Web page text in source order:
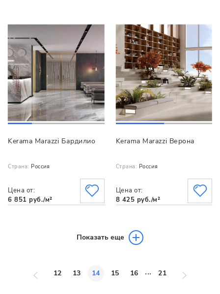
Kerama Marazzi Бардилио
Страна: Россия
Цена от:
6 851 руб./м²
Kerama Marazzi Верона
Страна: Россия
Цена от:
8 425 руб./м²
Показать еще
12 13 14 15 16 ... 21